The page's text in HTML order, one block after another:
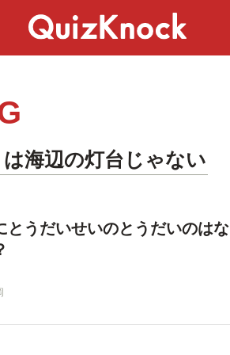
海辺の灯台じゃない
とうだいせいのとうだいのはな